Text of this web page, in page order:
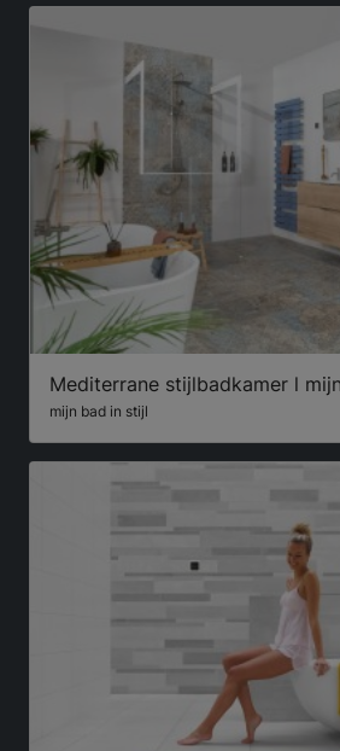
Mediterrane stijlbadkamer l
mijn bad in stijl